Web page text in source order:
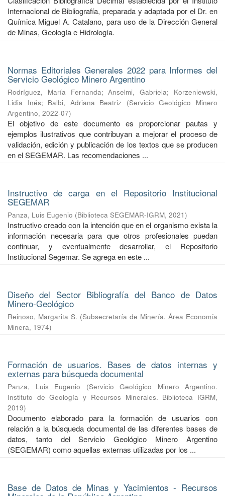
Internacional de Bibliografía, preparada y adaptada por el Dr. en
Química Miguel A. Catalano, para uso de la Dirección General
de Minas, Geología e Hidrología.
Normas Editoriales Generales 2022 para Informes del
Servicio Geológico Minero Argentino
Rodríguez, María Fernanda;Anselmi, Gabriela; Korzeniewski,
Lidia Inés; Balbi, Adriana Beatriz (Servicio Geológico Minero
Argentino, 2022-07)
El objetivo de este documento es proporcionar pautas y
ejemplos ilustrativos que contribuyan a mejorar el proceso de
validación, edición y publicación de los textos que se producen
en el SEGEMAR. Las recomendaciones ...
Instructivo de carga en el Repositorio Institucional
SEGEMAR
Panza, Luis Eugenio (Biblioteca SEGEMAR-IGRM, 2021)
Instructivo creado con la intención que en el organismo exista la
información necesaria para que otros profesionales puedan
continuar, y eventualmente desarrollar, el Repositorio
Institucional Segemar. Se agrega en este ...
Diseño del Sector Bibliografía del Banco de Datos
Minero-Geológico
Reinoso, Margarita S. (Subsecretaría de Minería. Área Economía
Minera, 1974)
Formación de usuarios. Bases de datos internas y
externas para búsqueda documental
Panza, Luis Eugenio (Servicio Geológico Minero Argentino.
Instituto de Geología y Recursos Minerales. Biblioteca IGRM,
2019)
Documento elaborado para la formación de usuarios con
relación a la búsqueda documental de las diferentes bases de
datos, tanto del Servicio Geológico Minero Argentino
(SEGEMAR) como aquellas externas utilizadas por los ...
Base de Datos de Minas y Yacimientos - Recursos